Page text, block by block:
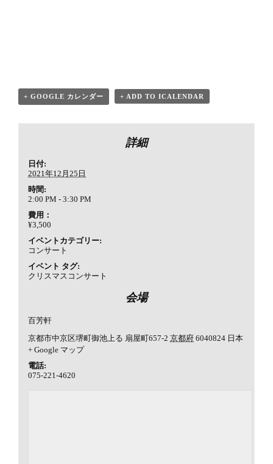
+ GOOGLE カレンダー + ADD TO ICALENDAR
詳細
日付:
2021年12月25日
時間:
2:00 PM - 3:30 PM
費用：
¥3,500
イベントカテゴリー:
コンサート
イベント タグ:
クリスマスコンサート
会場
百芳軒
京都市中京区堺町御池上る 扇屋町657-2 京都府 6040824 日本
+ Google マップ
電話:
075-221-4620